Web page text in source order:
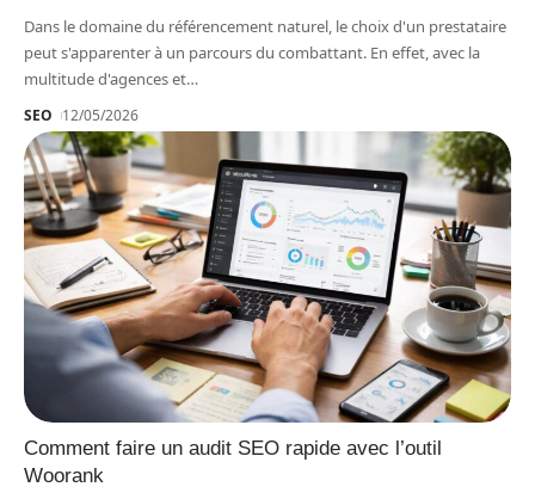
Dans le domaine du référencement naturel, le choix d'un prestataire
peut s'apparenter à un parcours du combattant. En effet, avec la
multitude d'agences et…
SEO 12/05/2026
Comment faire un audit SEO rapide avec l’outil
Woorank